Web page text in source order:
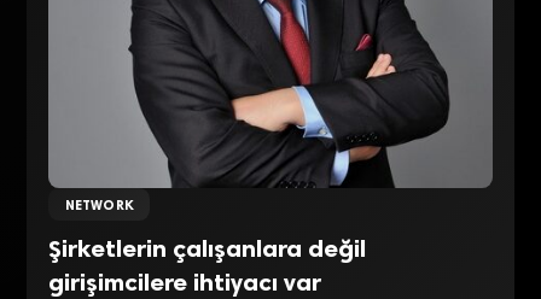
NETWORK
Şirketlerin çalışanlara değil
girişimcilere ihtiyacı var